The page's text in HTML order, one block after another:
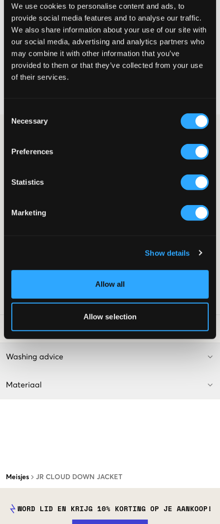
We use cookies to personalise content and ads, to
provide social media features and to analyse our traffic.
We also share information about your use of our site with
our social media, advertising and analytics partners who
may combine it with other information that you’ve
provided to them or that they’ve collected from your use
of their services.
Selection
Necessary
Preferences
Statistics
Marketing
Show details
Allow all
Allow selection
Meisjes JR CLOUD DOWN JACKET
Te klein Perfect
MAATTABEL
KIES EEN MAAT
Snelle levering
Zwart en rood donsjack van Sail Racing. De voering van de jas
en windbestendig. Het logo van het merk is in het wit gedrukt en
geplaatst op de borst en in de nek. Voorzien van zakken met
een eenvoudig tijdloos ontwerp.
Zakken met ritssluiting
Binnenzak met ritssluiting
SKU:110312-002
Laundry Advice:
Washing advice
Materiaal
WORD LID EN KRIJG 10% KORTING OP JE AANKOOP!